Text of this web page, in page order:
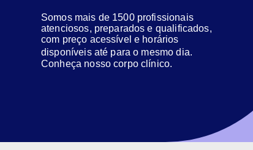
Somos mais de 1500 profissionais
atenciosos, preparados e qualificados,
com preço acessível e horários
disponíveis até para o mesmo dia.
Conheça nosso corpo clínico.